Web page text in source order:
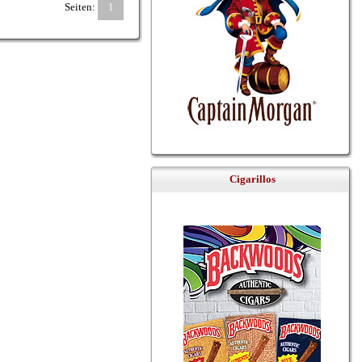
Seiten: 1
Cigarillos